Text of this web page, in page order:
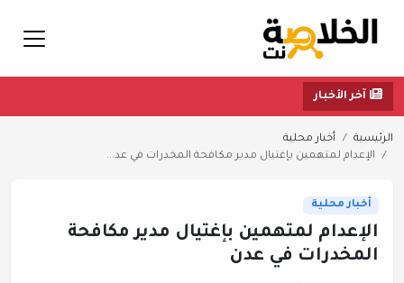
آخر الأخبار
الرئيسية
أخبار محلية
الإعدام لمتهمين بإغتيال مدير مكافحة المخدرات في عد...
أخبار محلية
الإعدام لمتهمين بإغتيال مدير مكافحة
المخدرات في عدن